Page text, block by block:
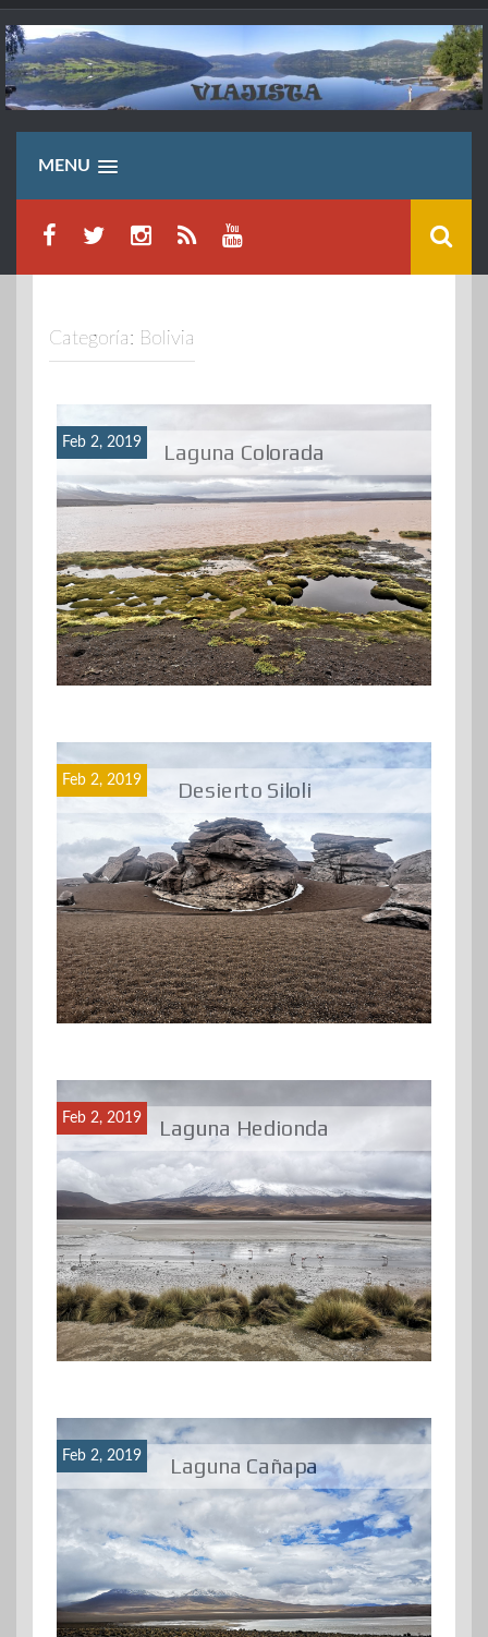
Saltar
al
contenido
MENU
Categoría: Bolivia
Laguna Colorada
Feb 2, 2019
Desierto Siloli
Feb 2, 2019
Laguna Hedionda
Feb 2, 2019
Laguna Cañapa
Feb 2, 2019